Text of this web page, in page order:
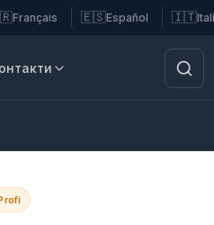
Français 🇪🇸Español 🇮🇹